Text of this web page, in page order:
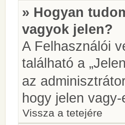
» Hogyan
vagyok jelen?
A Felhasználói
található a
az
hogy jelen vagy-
Vissza a tetejére